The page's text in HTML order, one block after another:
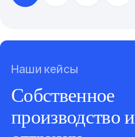
Наши кейсы
Собственное
производство и